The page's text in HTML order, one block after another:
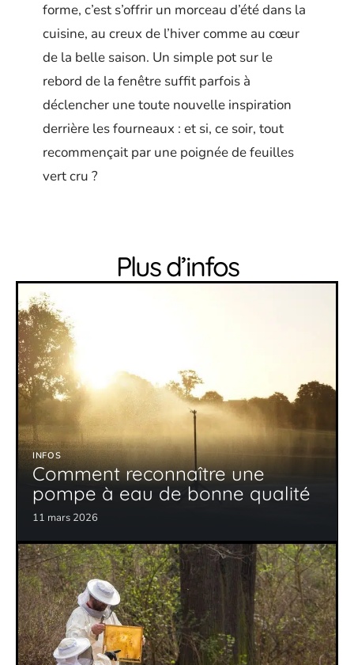
forme, c’est s’offrir un morceau d’été dans la
cuisine, au creux de l’hiver comme au cœur
de la belle saison. Un simple pot sur le
rebord de la fenêtre suffit parfois à
déclencher une toute nouvelle inspiration
derrière les fourneaux : et si, ce soir, tout
recommençait par une poignée de feuilles
vert cru ?
Plus d’infos
INFOS
Comment reconnaître une
pompe à eau de bonne qualité
11 mars 2026